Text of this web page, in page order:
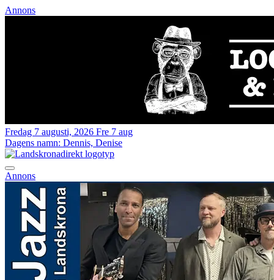
Annons
Fredag 7 augusti, 2026 Fre 7 aug
Dagens namn: Dennis, Denise
Annons